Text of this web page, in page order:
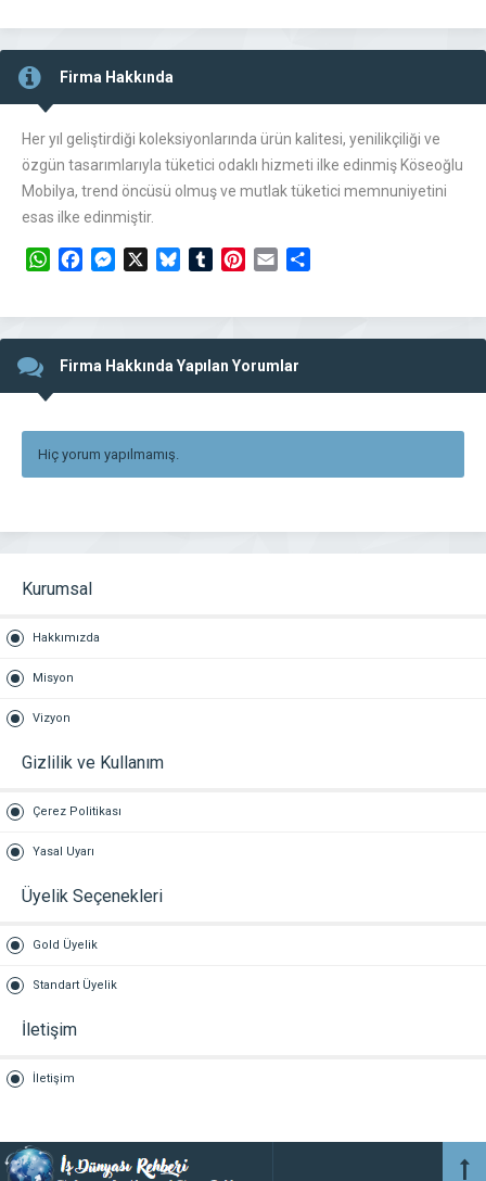
Firma Hakkında
Her yıl geliştirdiği koleksiyonlarında ürün kalitesi, yenilikçiliği ve
özgün tasarımlarıyla tüketici odaklı hizmeti ilke edinmiş Köseoğlu
Mobilya, trend öncüsü olmuş ve mutlak tüketici memnuniyetini
esas ilke edinmiştir.
WhatsAppFacebookMessengerBlueskyTumblrPinterest
Email
Firma Hakkında Yapılan Yorumlar
Hiç yorum yapılmamış.
Kurumsal
Hakkımızda
Misyon
Vizyon
Gizlilik ve Kullanım
Çerez Politikası
Yasal Uyarı
Üyelik Seçenekleri
Gold Üyelik
Standart Üyelik
İletişim
İletişim